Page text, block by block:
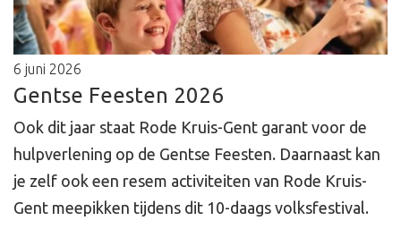
6 juni 2026
Gentse Feesten 2026
Ook dit jaar staat Rode Kruis-Gent garant voor de
hulpverlening op de Gentse Feesten. Daarnaast kan
je zelf ook een resem activiteiten van Rode Kruis-
Gent meepikken tijdens dit 10-daags volksfestival.